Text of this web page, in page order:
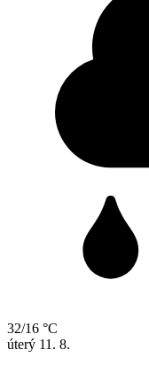
32/16 °C
úterý 11. 8.